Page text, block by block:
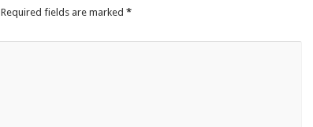
Required fields are marked *